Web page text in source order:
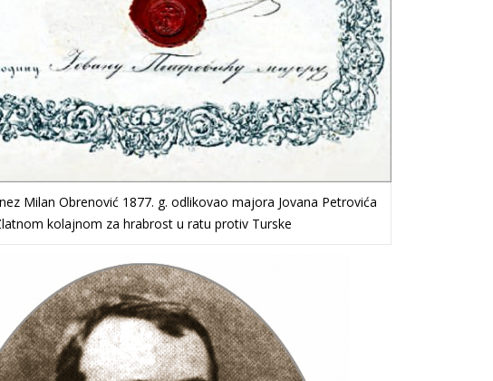
Milan Obrenović 1877. g. odlikovao majora Jovana Petrovića
kolajnom za hrabrost u ratu protiv Turske